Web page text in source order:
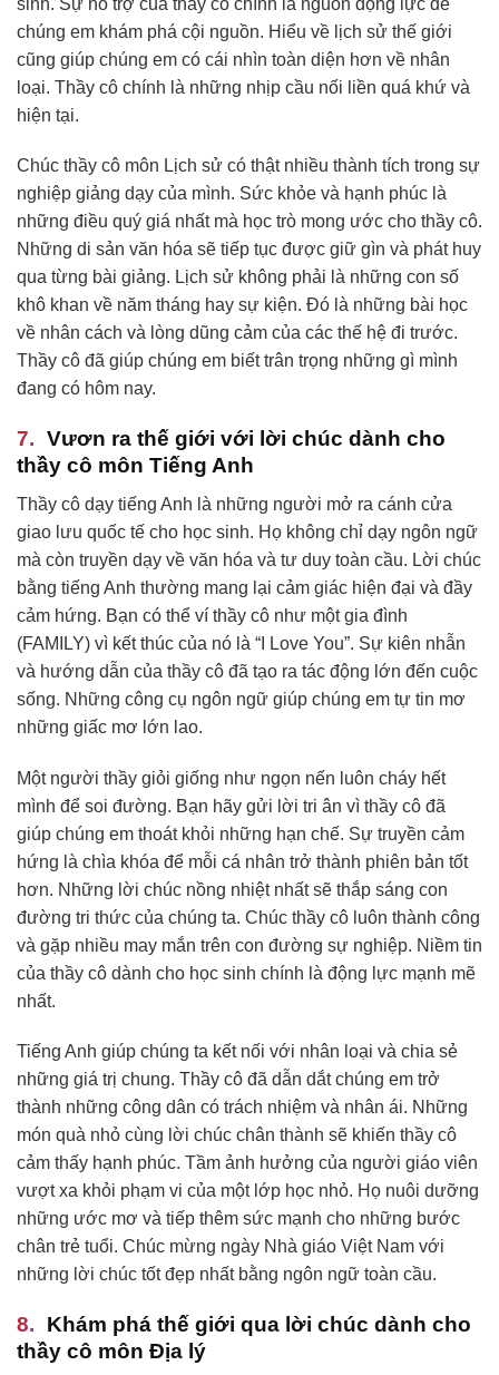
chúng em khám phá cội nguồn. Hiểu về lịch sử thế giới
cũng giúp chúng em có cái nhìn toàn diện hơn về nhân
loại. Thầy cô chính là những nhịp cầu nối liền quá khứ và
hiện tại.
Chúc thầy cô môn Lịch sử có thật nhiều thành tích trong sự
nghiệp giảng dạy của mình. Sức khỏe và hạnh phúc là
những điều quý giá nhất mà học trò mong ước cho thầy cô.
Những di sản văn hóa sẽ tiếp tục được giữ gìn và phát huy
qua từng bài giảng. Lịch sử không phải là những con số
khô khan về năm tháng hay sự kiện. Đó là những bài học
về nhân cách và lòng dũng cảm của các thế hệ đi trước.
Thầy cô đã giúp chúng em biết trân trọng những gì mình
đang có hôm nay.
Vươn ra thế giới với lời chúc dành cho
thầy cô môn Tiếng Anh
Thầy cô dạy tiếng Anh là những người mở ra cánh cửa
giao lưu quốc tế cho học sinh. Họ không chỉ dạy ngôn ngữ
mà còn truyền dạy về văn hóa và tư duy toàn cầu. Lời chúc
bằng tiếng Anh thường mang lại cảm giác hiện đại và đầy
cảm hứng. Bạn có thể ví thầy cô như một gia đình
(FAMILY) vì kết thúc của nó là “I Love You”. Sự kiên nhẫn
và hướng dẫn của thầy cô đã tạo ra tác động lớn đến cuộc
sống. Những công cụ ngôn ngữ giúp chúng em tự tin mơ
những giấc mơ lớn lao.
Một người thầy giỏi giống như ngọn nến luôn cháy hết
mình để soi đường. Bạn hãy gửi lời tri ân vì thầy cô đã
giúp chúng em thoát khỏi những hạn chế. Sự truyền cảm
hứng là chìa khóa để mỗi cá nhân trở thành phiên bản tốt
hơn. Những lời chúc nồng nhiệt nhất sẽ thắp sáng con
đường tri thức của chúng ta. Chúc thầy cô luôn thành công
và gặp nhiều may mắn trên con đường sự nghiệp. Niềm tin
của thầy cô dành cho học sinh chính là động lực mạnh mẽ
nhất.
Tiếng Anh giúp chúng ta kết nối với nhân loại và chia sẻ
những giá trị chung. Thầy cô đã dẫn dắt chúng em trở
thành những công dân có trách nhiệm và nhân ái. Những
món quà nhỏ cùng lời chúc chân thành sẽ khiến thầy cô
cảm thấy hạnh phúc. Tầm ảnh hưởng của người giáo viên
vượt xa khỏi phạm vi của một lớp học nhỏ. Họ nuôi dưỡng
những ước mơ và tiếp thêm sức mạnh cho những bước
chân trẻ tuổi. Chúc mừng ngày Nhà giáo Việt Nam với
những lời chúc tốt đẹp nhất bằng ngôn ngữ toàn cầu.
Khám phá thế giới qua lời chúc dành cho
thầy cô môn Địa lý